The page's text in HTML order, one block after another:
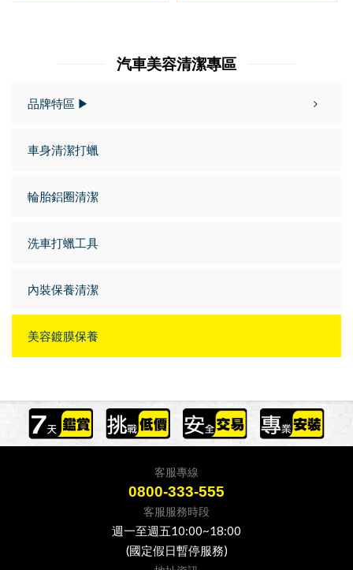
汽車美容清潔專區
品牌特區 ▶
車身清潔打蠟
輪胎鋁圈清潔
洗車打蠟工具
內裝保養清潔
美容鍍膜保養
客服專線
0800-333-555
客服服務時段
週一至週五10:00~18:00
(國定假日暫停服務)